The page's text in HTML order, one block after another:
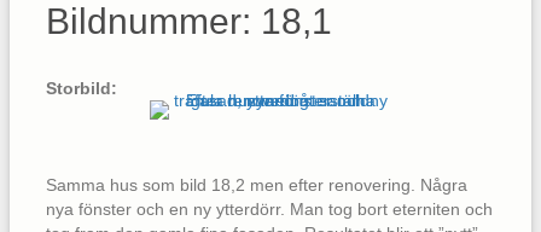
Bildnummer: 18,1
Storbild:
Samma hus som bild 18,2 men efter renovering. Några
nya fönster och en ny ytterdörr. Man tog bort eterniten och